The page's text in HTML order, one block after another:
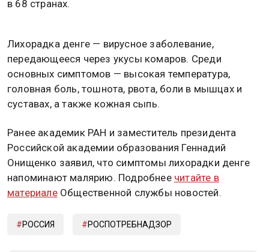
в 68 странах.
Лихорадка денге — вирусное заболевание,
передающееся через укусы комаров. Среди
основных симптомов — высокая температура,
головная боль, тошнота, рвота, боли в мышцах и
суставах, а также кожная сыпь.
Ранее академик РАН и заместитель президента
Российской академии образования Геннадий
Онищенко заявил, что симптомы лихорадки денге
напоминают малярию. Подробнее читайте в
материалеОбщественной службы новостей.
РОССИЯ РОСПОТРЕБНАДЗОР